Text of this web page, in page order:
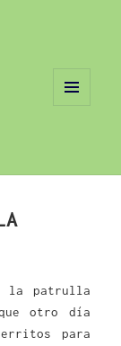
la patrulla
otro día
para